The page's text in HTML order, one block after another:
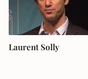
Laurent Solly